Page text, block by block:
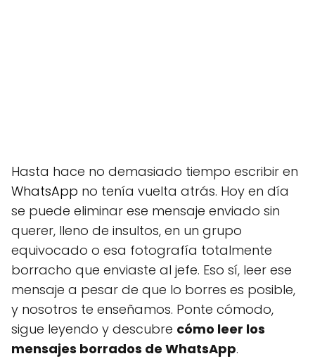
Hasta hace no demasiado tiempo escribir en
WhatsApp no tenía vuelta atrás. Hoy en día
se puede eliminar ese mensaje enviado sin
querer, lleno de insultos, en un grupo
equivocado o esa fotografía totalmente
borracho que enviaste al jefe. Eso sí, leer ese
mensaje a pesar de que lo borres es posible,
y nosotros te enseñamos. Ponte cómodo,
sigue leyendo y descubre cómo leer los
mensajes borrados de WhatsApp.